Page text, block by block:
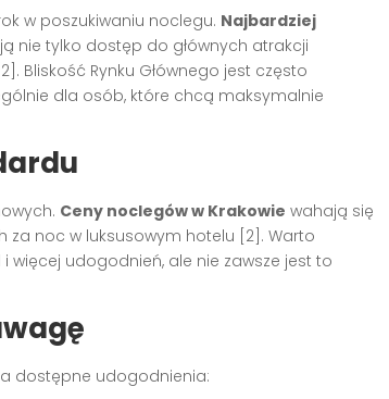
w poszukiwaniu noclegu. Najbardziej
nie tylko dostęp do głównych atrakcji
Bliskość Rynku Głównego jest często
dla osób, które chcą maksymalnie
Ceny noclegów w Krakowie wahają się
za noc w luksusowym hotelu [2]. Warto
udogodnień, ale nie zawsze jest to
dostępne udogodnienia: